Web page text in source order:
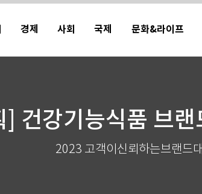
경제 사회 국제 문화&라이프
건강기능식품 브랜
2023 고객이신뢰하는브랜드